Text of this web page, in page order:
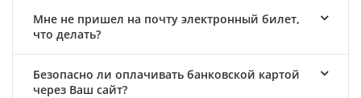
Мне не пришел на почту электронный билет,
что делать?
Безопасно ли оплачивать банковской картой
через Ваш сайт?